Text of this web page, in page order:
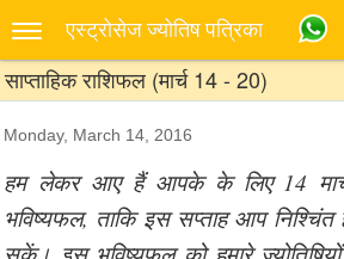
एस्‍ट्रोसेज ज्‍योतिष पत्रिका
साप्ताहिक राशिफल (मार्च 14 - 20)
Monday, March 14, 2016
हम लेकर आए हैं आपके के लिए 14
भविष्यफल, ताकि इस सप्ताह आप
सकें। इस भविष्यफल को हमारे